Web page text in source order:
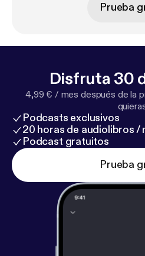
Prueba
Disfruta 30
4,99 € / mes después de la
Podcasts exclusivos
20 horas de audiolibros /
Podcast gratuitos
Prueba